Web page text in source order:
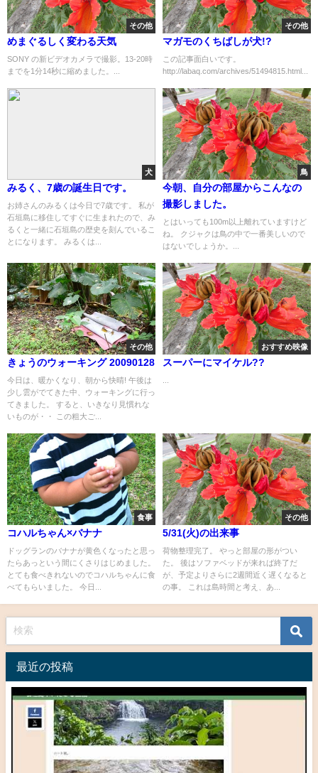
その他
めまぐるしく変わる天気
SONY の新ビデオカメラで撮影。13-20時
までを1分14秒に縮めました。...
その他
マガモのくちばしが犬!?
この記事面白いです。
http://labaq.com/archives/51494815.html...
犬
みるく、7歳の誕生日です。
お姉さんのみるくは今日で7歳です。 私が
石垣島に移住してすぐに生まれたので、み
るくと一緒に石垣島の歴史を刻んでいるこ
とになります。 みるくは...
鳥
今朝、自分の部屋からこんなの
撮影しました。
とはいっても100m以上離れていますけど
ね。 クジャクは鳥の中で一番美しいので
はないでしょうか。...
その他
きょうのウォーキング 20090128
今日は、暖かくなり、朝から快晴! 午後は
少し雲がでてきた中、ウォーキングに行っ
てきました。 すると、いきなり見慣れな
いものが・・ この粗大ご...
おすすめ映像
スーパーにマイケル??
食事
コハルちゃん×バナナ
ドッグランのバナナが黄色くなったと思っ
たらあっという間にくさりはじめました。
とても食べきれないのでコハルちゃんに食
べてもらいました。 今日...
その他
5/31(火)の出来事
荷物整理完了。 やっと部屋の形がつい
た。 後はソファベッドが来れば終了だ
が、予定よりさらに2週間近く遅くなると
の事。 これは島時間と考え、あ...
最近の投稿